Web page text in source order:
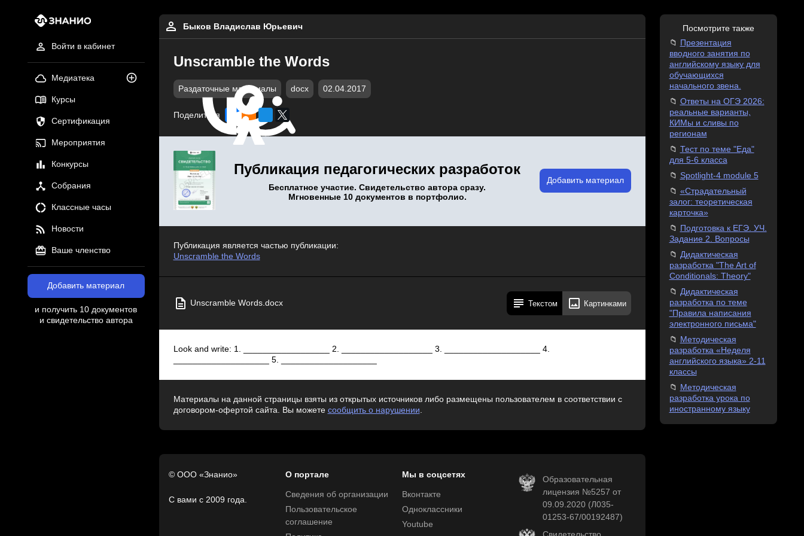
Войти в кабинет
Медиатека
Курсы
Сертификация
Мероприятия
Конкурсы
Собрания
Классные часы
Новости
Ваше членство
Добавить материал
и получить 10 документов
и свидетельство автора
Быков Владислав Юрьевич
Unscramble the Words
Раздаточные материалы docx 02.04.2017
Поделиться
Публикация педагогических разработок
Бесплатное участие. Свидетельство автора сразу.
Мгновенные 10 документов в портфолио.
Добавить материал
Публикация является частью публикации:
Unscramble the Words
Unscramble Words.docx Текстом Картинками
Look and write: 1. __________________ 2. ___________________ 3. ____________________ 4.
____________________ 5. ____________________
Материалы на данной страницы взяты из открытых источников либо размещены пользователем в соответствии с
договором-офертой сайта. Вы можете сообщить о нарушении.
© ООО «Знанио»
С вами с 2009 года.
О портале
Сведения об организации
Пользовательское
соглашение
Мы в соцсетях
Вконтакте
Одноклассники
Youtube
Образовательная
лицензия №5257 от
09.09.2020 (Л035-
01253-67/00192487)
Посмотрите также
Презентация
вводного занятия по
английскому языку для
обучающихся
начального звена.
Ответы на ОГЭ 2026:
реальные варианты,
КИМы и сливы по
регионам
Тест по теме "Еда"
для 5-6 класса
Spotlight-4 module 5
«Страдательный
залог: теоретическая
карточка»
Подготовка к ЕГЭ. УЧ.
Задание 2. Вопросы
Дидактическая
разработка "The Art of
Conditionals: Theory"
Дидактическая
разработка по теме
"Правила написания
электронного письма"
Методическая
разработка «Неделя
английского языка» 2-11
классы
Методическая
разработка урока по
иностранному языку